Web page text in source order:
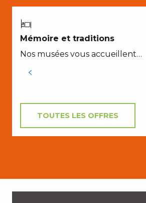
Mémoire et traditions
Nos musées vous accueillent…
TOUTES LES OFFRES